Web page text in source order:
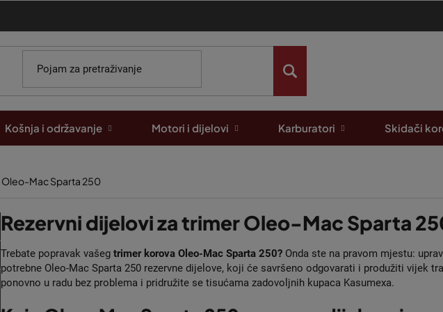
Košnja i održavanje Motori i dijelovi Karburatori Skidači
Oleo-Mac Sparta 250
Rezervni dijelovi za trimer Oleo-Mac Sparta
Trebate popravak vašeg trimer korova Oleo-Mac Sparta 250? Onda ste na pravom mjestu:
potrebne Oleo-Mac Sparta 250 rezervne dijelove, koji će savršeno odgovarati i produžiti vijek
ponovno u radu bez problema i pridružite se tisućama zadovoljnih kupaca Kasumexa.